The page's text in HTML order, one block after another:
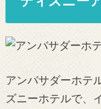
アンバサダーホテ
ズニーホテルで、